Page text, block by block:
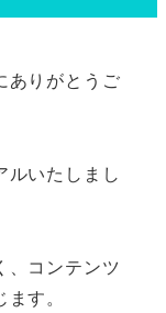
ありがとうご
ルいたしまし
、コンテンツ
す。